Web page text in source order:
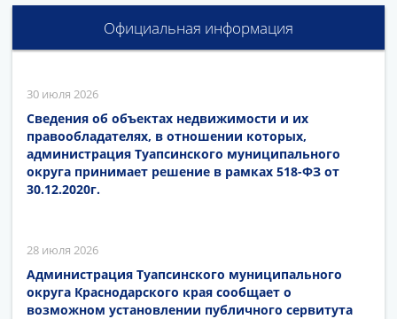
Официальная информация
30 июля 2026
Сведения об объектах недвижимости и их
правообладателях, в отношении которых,
администрация Туапсинского муниципального
округа принимает решение в рамках 518-ФЗ от
30.12.2020г.
28 июля 2026
Администрация Туапсинского муниципального
округа Краснодарского края сообщает о
возможном установлении публичного сервитута